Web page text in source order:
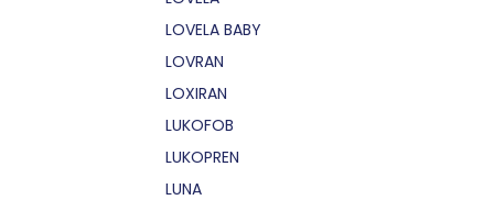
LOVELA BABY
LOVRAN
LOXIRAN
LUKOFOB
LUKOPREN
LUNA